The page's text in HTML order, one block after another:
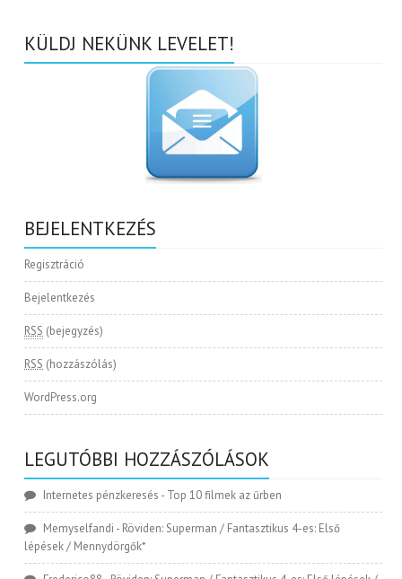
KÜLDJ NEKÜNK LEVELET!
BEJELENTKEZÉS
Regisztráció
Bejelentkezés
RSS (bejegyzés)
RSS (hozzászólás)
WordPress.org
LEGUTÓBBI HOZZÁSZÓLÁSOK
Internetes pénzkeresés - Top 10 filmek az űrben
Memyselfandi - Röviden: Superman / Fantasztikus 4-es: Első
lépések / Mennydörgők*